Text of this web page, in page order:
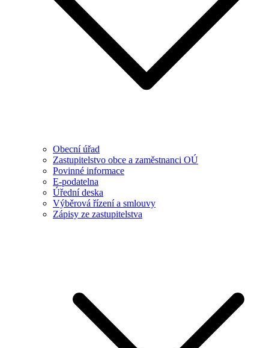
Obecní úřad
Zastupitelstvo obce a zaměstnanci OÚ
Povinné informace
E-podatelna
Úřední deska
Výběrová řízení a smlouvy
Zápisy ze zastupitelstva